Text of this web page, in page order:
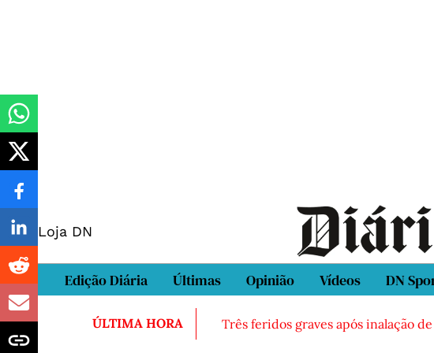
Loja DN
Edição Diária Últimas Opinião Vídeos DN
ÚLTIMA HORA Três feridos graves após inalação